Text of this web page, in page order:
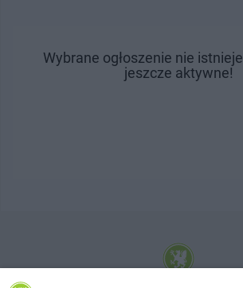
Wybrane ogłoszenie nie
jeszcze aktywne!
© 2001-2026 Tczew - TCZ.PL Sp. z o.o. Internetowy